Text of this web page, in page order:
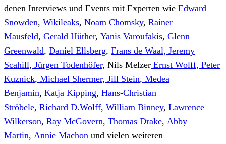
denen Interviews und Events mit Experten wie Edward
Snowden, Wikileaks, Noam Chomsky, Rainer
Mausfeld, Gerald Hüther, Yanis Varoufakis, Glenn
Greenwald, Daniel Ellsberg, Frans de Waal, Jeremy
Scahill, Jürgen Todenhöfer, Nils Melzer Ernst Wolff, Peter
Kuznick, Michael Shermer, Jill Stein, Medea
Benjamin, Katja Kipping, Hans-Christian
Ströbele, Richard D.Wolff, William Binney, Lawrence
Wilkerson, Ray McGovern, Thomas Drake, Abby
Martin, Annie Machon und vielen weiteren